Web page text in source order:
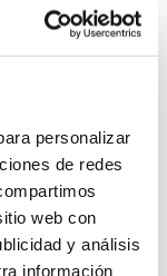
personalizar
de redes
web con
y análisis
información